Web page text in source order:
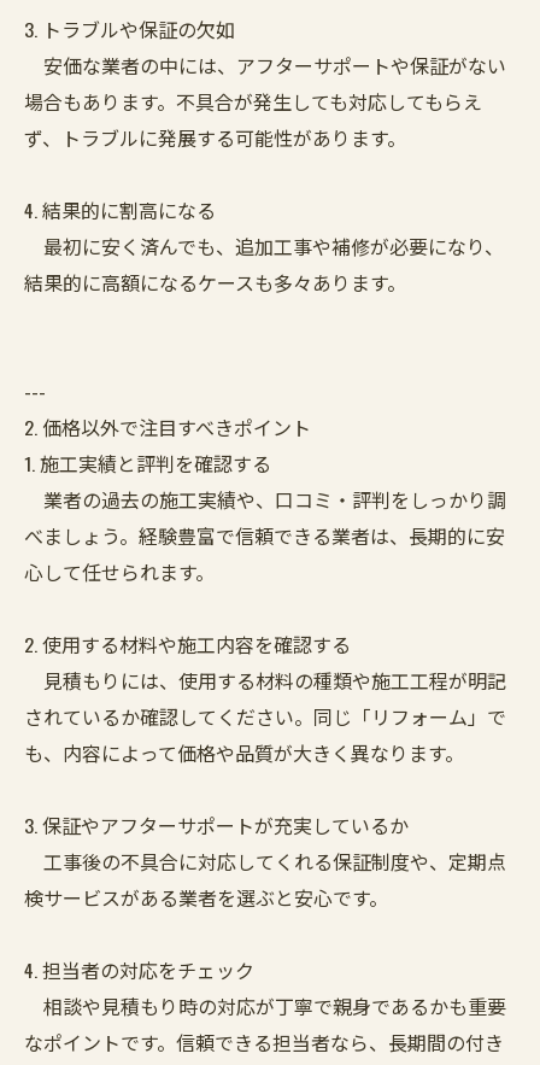
3. トラブルや保証の欠如
安価な業者の中には、アフターサポートや保証がない
場合もあります。不具合が発生しても対応してもらえ
ず、トラブルに発展する可能性があります。
4. 結果的に割高になる
最初に安く済んでも、追加工事や補修が必要になり、
結果的に高額になるケースも多々あります。
---
2. 価格以外で注目すべきポイント
1. 施工実績と評判を確認する
業者の過去の施工実績や、口コミ・評判をしっかり調
べましょう。経験豊富で信頼できる業者は、長期的に安
心して任せられます。
2. 使用する材料や施工内容を確認する
見積もりには、使用する材料の種類や施工工程が明記
されているか確認してください。同じ「リフォーム」で
も、内容によって価格や品質が大きく異なります。
3. 保証やアフターサポートが充実しているか
工事後の不具合に対応してくれる保証制度や、定期点
検サービスがある業者を選ぶと安心です。
4. 担当者の対応をチェック
相談や見積もり時の対応が丁寧で親身であるかも重要
なポイントです。信頼できる担当者なら、長期間の付き